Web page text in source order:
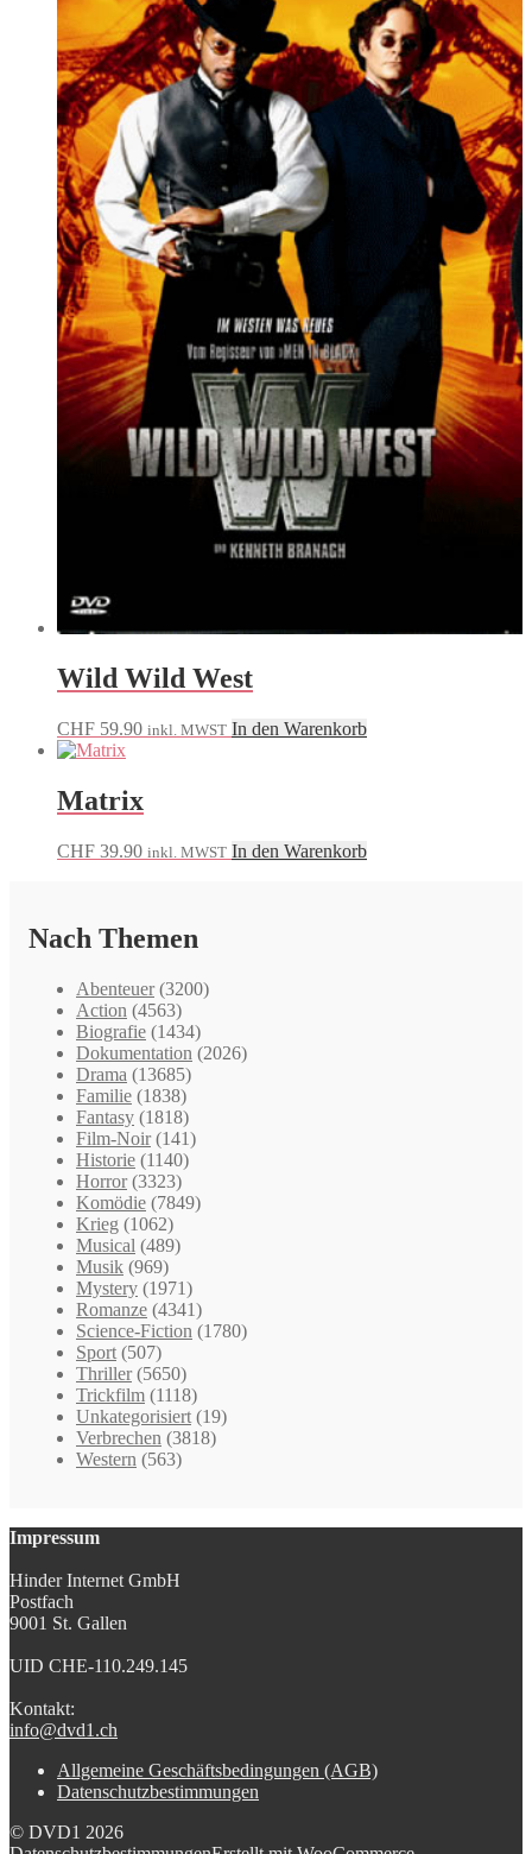
Wild Wild West
CHF 59.90 inkl. MWST In den Warenkorb
Matrix
CHF 39.90 inkl. MWST In den Warenkorb
Nach Themen
Abenteuer (3200)
Action (4563)
Biografie (1434)
Dokumentation (2026)
Drama (13685)
Familie (1838)
Fantasy (1818)
Film-Noir (141)
Historie (1140)
Horror (3323)
Komödie (7849)
Krieg (1062)
Musical (489)
Musik (969)
Mystery (1971)
Romanze (4341)
Science-Fiction (1780)
Sport (507)
Thriller (5650)
Trickfilm (1118)
Unkategorisiert (19)
Verbrechen (3818)
Western (563)
Impressum
Hinder Internet GmbH
Postfach
9001 St. Gallen
UID CHE-110.249.145
Kontakt:
info@dvd1.ch
Allgemeine Geschäftsbedingungen (AGB)
Datenschutzbestimmungen
© DVD1 2026